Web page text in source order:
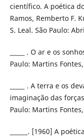
científico. A poética
Ramos, Remberto F.
S. Leal. São Paulo:
_____ . O ar e os
Paulo: Martins
_____ . A terra e os
imaginação das
Paulo: Martins
______. [1960] A